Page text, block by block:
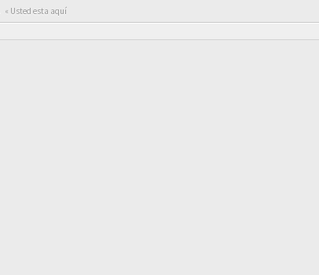
« Usted esta aquí